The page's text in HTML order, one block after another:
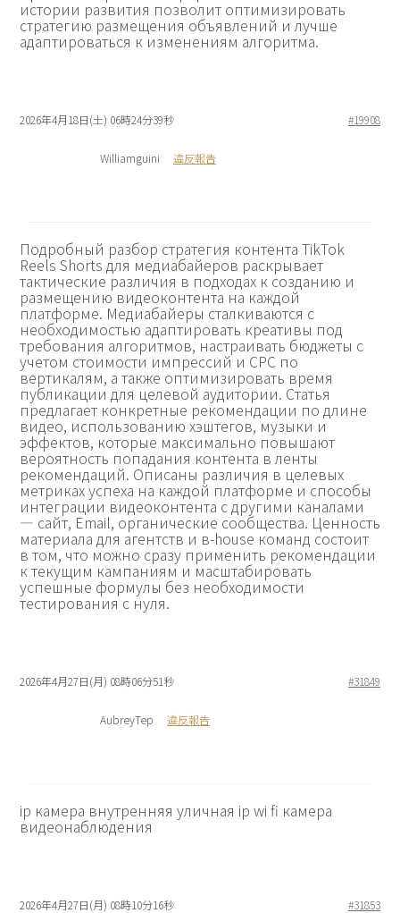
истории развития позволит оптимизировать
стратегию размещения объявлений и лучше
адаптироваться к изменениям алгоритма.
2026年4月18日(土) 06時24分39秒 #19908
Williamguini 違反報告
Подробный разбор стратегия контента TikTok
Reels Shorts для медиабайеров раскрывает
тактические различия в подходах к созданию и
размещению видеоконтента на каждой
платформе. Медиабайеры сталкиваются с
необходимостью адаптировать креативы под
требования алгоритмов, настраивать бюджеты с
учетом стоимости импрессий и CPC по
вертикалям, а также оптимизировать время
публикации для целевой аудитории. Статья
предлагает конкретные рекомендации по длине
видео, использованию хэштегов, музыки и
эффектов, которые максимально повышают
вероятность попадания контента в ленты
рекомендаций. Описаны различия в целевых
метриках успеха на каждой платформе и способы
интеграции видеоконтента с другими каналами
— сайт, Email, органические сообщества. Ценность
материала для агентств и в-house команд состоит
в том, что можно сразу применить рекомендации
к текущим кампаниям и масштабировать
успешные формулы без необходимости
тестирования с нуля.
2026年4月27日(月) 08時06分51秒 #31849
AubreyTep 違反報告
ip камера внутренняя уличная ip wi fi камера
видеонаблюдения
2026年4月27日(月) 08時10分16秒 #31853